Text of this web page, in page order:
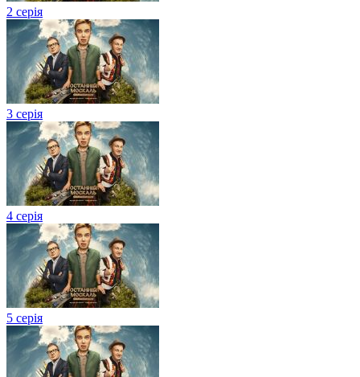
2 серія
3 серія
4 серія
5 серія